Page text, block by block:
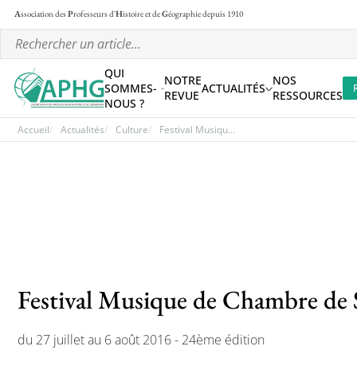
Association desProfesseurs d'Histoire et deGéographiedepuis 1910
QUI
SOMMES-
NOUS ?
NOTRE
REVUE ACTUALITÉS NOS
RESSOURCES
Accueil Actualités Culture Festival Musiqu...
Festival Musique de Chambre de
du 27 juillet au 6 août 2016 - 24ème édition